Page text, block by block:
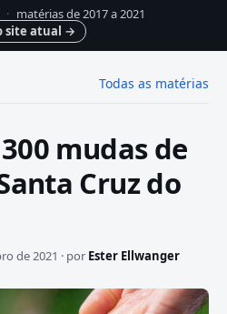
· matérias de 2017 a 2021
site atual →
Todas as matérias
mudas de
Cruz do
de 2021 · por Ester Ellwanger